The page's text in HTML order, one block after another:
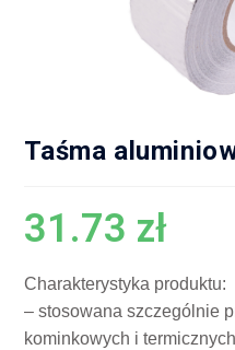
Taśma
31.73 zł
Charakterystyka produktu:
– stosowana szczególnie
kominkowych i termicznych